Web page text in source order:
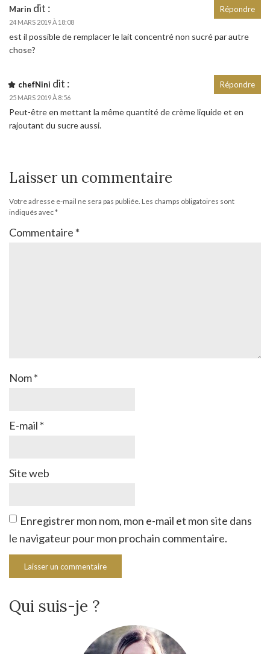
Marin dit :
24 MARS 2019 À 18:08
est il possible de remplacer le lait concentré non sucré par autre
chose?
Répondre
chefNini dit :
25 MARS 2019 À 8:56
Peut-être en mettant la même quantité de crème liquide et en
rajoutant du sucre aussi.
Répondre
Laisser un commentaire
Votre adresse e-mail ne sera pas publiée. Les champs obligatoires sont
indiqués avec*
Commentaire *
Nom*
E-mail *
Site web
Enregistrer mon nom, mon e-mail et mon site dans
le navigateur pour mon prochain commentaire.
Qui suis-je ?